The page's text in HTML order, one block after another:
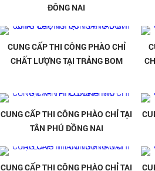
ĐÔNG NAI
CUNG CẤP THI CÔNG PHÀO CHỈ
CHẤT LƯỢNG TẠI TRẢNG BOM
CUNG CẤP THI CÔNG PHÀO CHỈ TẠI
TÂN PHÚ ĐỒNG NAI
CUNG CẤP THI CÔNG PHÀO CHỈ TẠI